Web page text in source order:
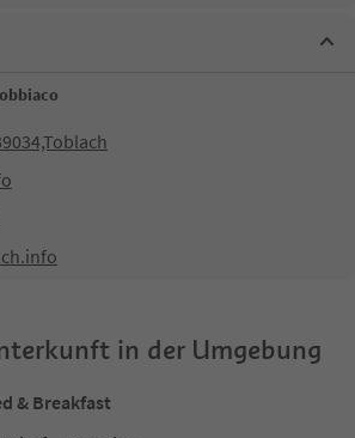
in der Umgebung
& Breakfast